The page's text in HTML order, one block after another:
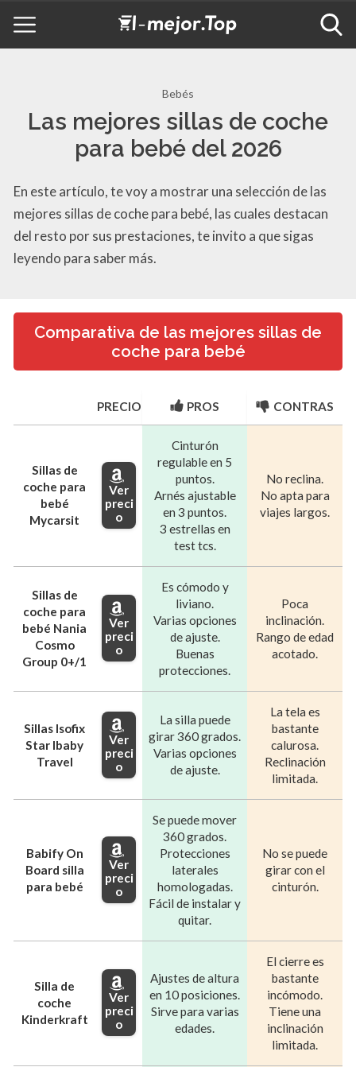
Bebés
Las mejores sillas de coche
para bebé del 2026
En este artículo, te voy a mostrar una selección de las
mejores sillas de coche para bebé, las cuales destacan
del resto por sus prestaciones, te invito a que sigas
leyendo para saber más.
Comparativa de las mejores sillas de
coche para bebé
PRECIO PROS CONTRAS
Sillas de
coche para
bebé
Mycarsit
Ver
preci
o
Cinturón
regulable en 5
puntos.
Arnés ajustable
en 3 puntos.
3 estrellas en
test tcs.
No reclina.
No apta para
viajes largos.
Sillas de
coche para
bebé Nania
Cosmo
Group 0+/1
Ver
preci
o
Es cómodo y
liviano.
Varias opciones
de ajuste.
Buenas
protecciones.
Poca
inclinación.
Rango de edad
acotado.
Sillas Isofix
Star Ibaby
Travel
Ver
preci
o
La silla puede
girar 360 grados.
Varias opciones
de ajuste.
La tela es
bastante
calurosa.
Reclinación
limitada.
Babify On
Board silla
para bebé
Ver
preci
o
Se puede mover
360 grados.
Protecciones
laterales
homologadas.
Fácil de instalar y
quitar.
No se puede
girar con el
cinturón.
Silla de
coche
Kinderkraft
Ver
preci
o
Ajustes de altura
en 10 posiciones.
Sirve para varias
edades.
El cierre es
bastante
incómodo.
Tiene una
inclinación
limitada.